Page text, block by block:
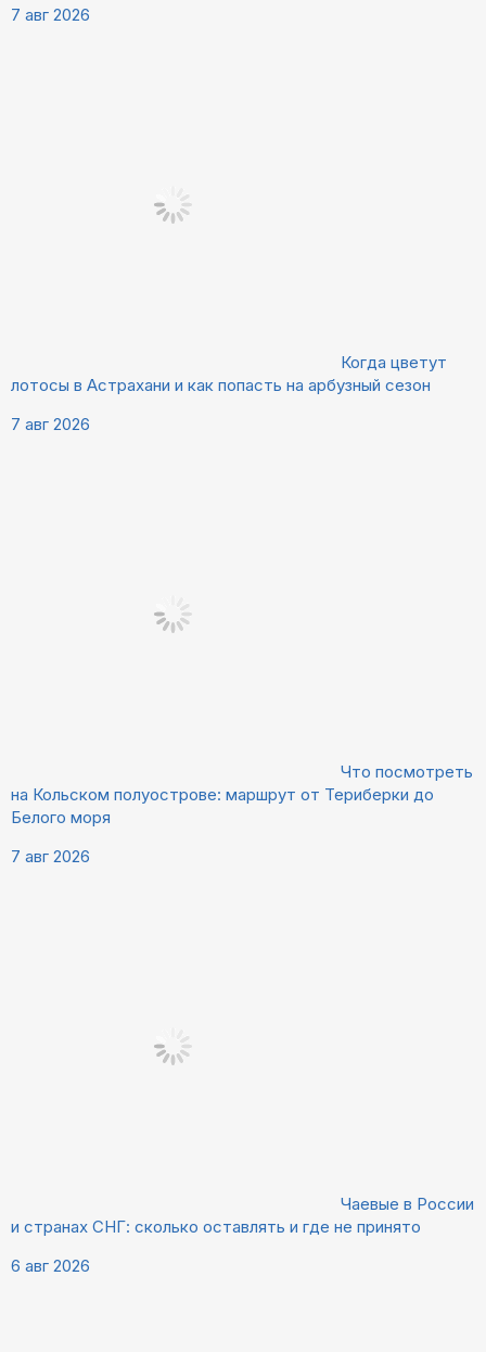
7 авг 2026
Когда цветут
лотосы в Астрахани и как попасть на арбузный сезон
7 авг 2026
Что посмотреть
на Кольском полуострове: маршрут от Териберки до
Белого моря
7 авг 2026
Чаевые в России
и странах СНГ: сколько оставлять и где не принято
6 авг 2026